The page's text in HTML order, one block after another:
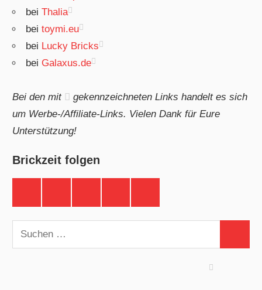
beiThalia
beitoymi.eu
bei Lucky Bricks
bei Galaxus.de
Bei den mit
gekennzeichneten Links handelt es sich
um Werbe-/Affiliate-Links. Vielen Dank für Eure
Unterstützung!
Brickzeit folgen
Suchen
nach: